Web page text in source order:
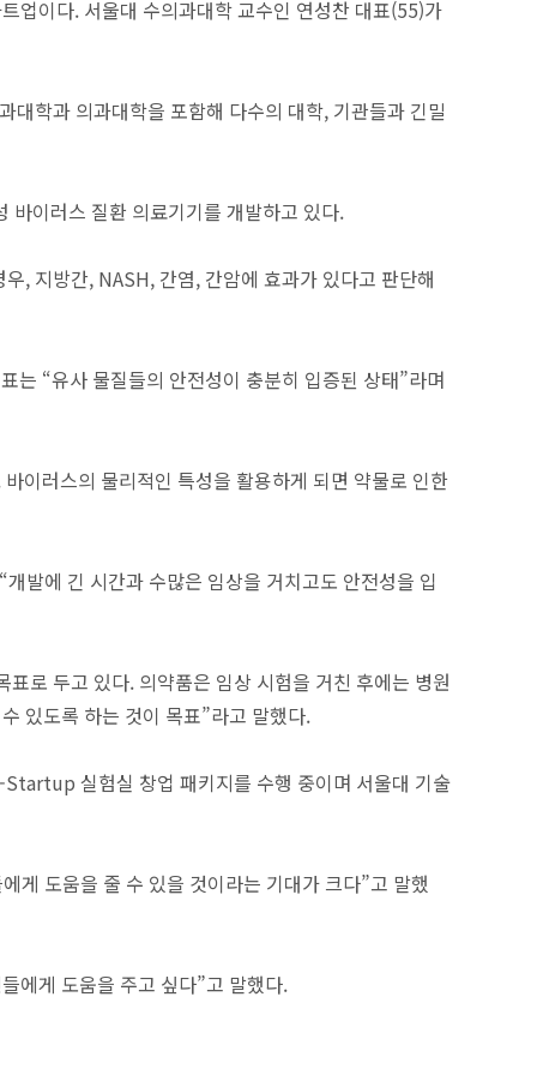
업이다. 서울대 수의과대학 교수인 연성찬 대표(55)가
대학과 의과대학을 포함해 다수의 대학, 기관들과 긴밀
이러스 질환 의료기기를 개발하고 있다.
, 지방간, NASH, 간염, 간암에 효과가 있다고 판단해
는 “유사 물질들의 안전성이 충분히 입증된 상태”라며
이러스의 물리적인 특성을 활용하게 되면 약물로 인한
발에 긴 시간과 수많은 임상을 거치고도 안전성을 입
로 두고 있다. 의약품은 임상 시험을 거친 후에는 병원
있도록 하는 것이 목표”라고 말했다.
실험실 창업 패키지를 수행 중이며 서울대 기술
게 도움을 줄 수 있을 것이라는 기대가 크다”고 말했
에게 도움을 주고 싶다”고 말했다.